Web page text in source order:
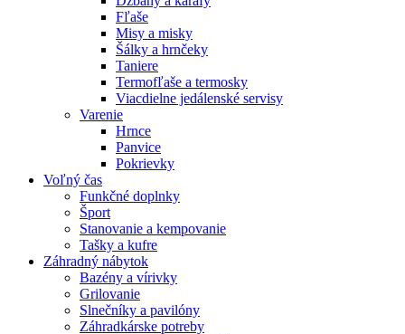
Fľaše
Misy a misky
Šálky a hrnčeky
Taniere
Termofľaše a termosky
Viacdielne jedálenské servisy
Varenie
Hrnce
Panvice
Pokrievky
Voľný čas
Funkčné doplnky
Šport
Stanovanie a kempovanie
Tašky a kufre
Záhradný nábytok
Bazény a vírivky
Grilovanie
Slnečníky a pavilóny
Záhradkárske potreby